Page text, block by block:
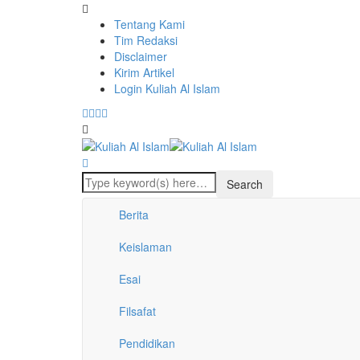
Tentang Kami
Tim Redaksi
Disclaimer
Kirim Artikel
Login Kuliah Al Islam
Berita
Keislaman
Esai
Filsafat
Pendidikan